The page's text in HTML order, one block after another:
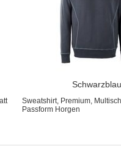
Schwarzblau
Sweatshirt, Premium,
Passform Horgen